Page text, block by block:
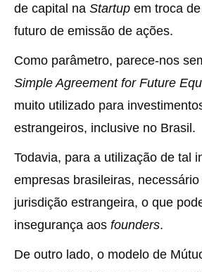
de capital na Startup em troca
futuro de emissão de ações.
Como parâmetro, parece-nos
Simple Agreement for Future
muito utilizado para
estrangeiros, inclusive no Brasil.
Todavia, para a utilização de tal
empresas brasileiras,
jurisdição estrangeira, o que
insegurança aos founders.
De outro lado, o modelo de